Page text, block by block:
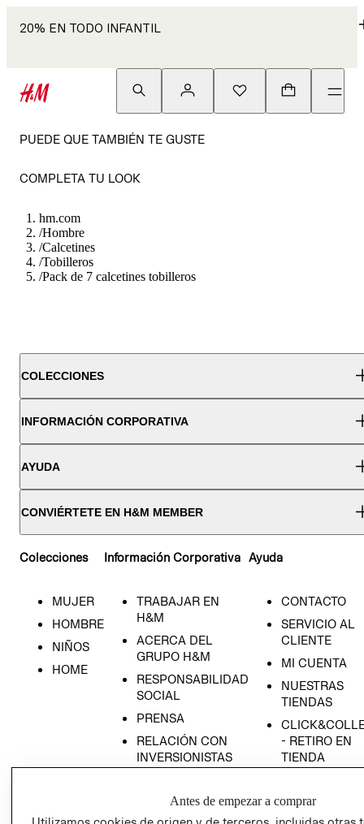
20% EN TODO INFANTIL
PUEDE QUE TAMBIÉN TE GUSTE
COMPLETA TU LOOK
hm.com
/Hombre
/Calcetines
/Tobilleros
/Pack de 7 calcetines tobilleros
COLECCIONES
INFORMACIÓN CORPORATIVA
AYUDA
CONVIÉRTETE EN H&M MEMBER
Colecciones
MUJER
HOMBRE
NIÑOS
HOME
Información Corporativa
TRABAJAR EN
H&M
ACERCA DEL
GRUPO H&M
RESPONSABILIDAD
SOCIAL
PRENSA
RELACIÓN CON
INVERSIONISTAS
EMPRESARIAL
Ayuda
CONTACTO
SERVICIO AL
CLIENTE
MI CUENTA
NUESTRAS
TIENDAS
- RETIRO EN
TIENDA
CONDICIONES
AVISO DE
Antes de empezar a comprar